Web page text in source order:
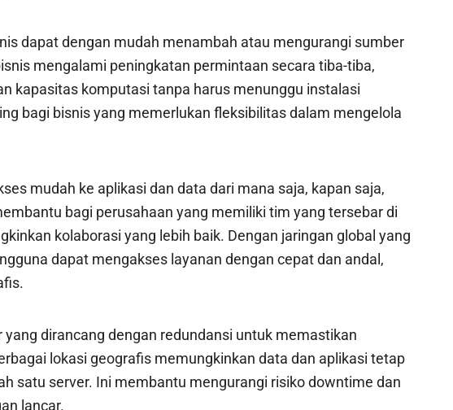
dapat dengan mudah menambah atau mengurangi sumber
mengalami peningkatan permintaan secara tiba-tiba,
kapasitas komputasi tanpa harus menunggu instalasi
bagi bisnis yang memerlukan fleksibilitas dalam mengelola
mudah ke aplikasi dan data dari mana saja, kapan saja,
bagi perusahaan yang memiliki tim yang tersebar di
kolaborasi yang lebih baik. Dengan jaringan global yang
dapat mengakses layanan dengan cepat dan andal,
dirancang dengan redundansi untuk memastikan
lokasi geografis memungkinkan data dan aplikasi tetap
satu server. Ini membantu mengurangi risiko downtime dan
lancar.